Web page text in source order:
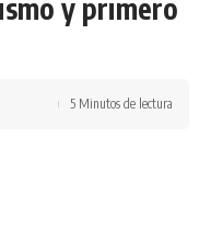
y primero
5 Minutos de lectura